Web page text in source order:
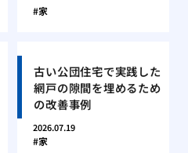
家
古い公団住宅で実践した
網戸の隙間を埋めるため
の改善事例
2026.07.19
家